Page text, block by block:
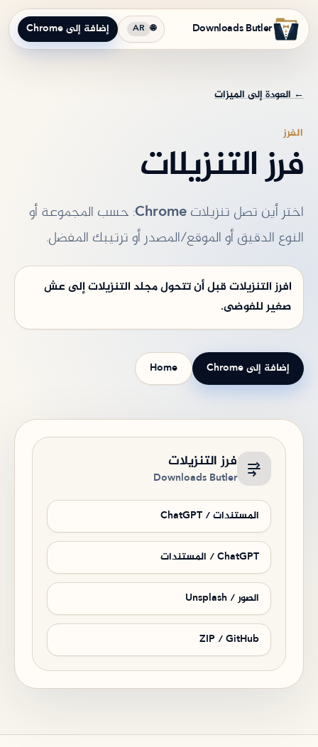
Downloads Butler
🌐
AR إضافة إلى Chrome
←العودة إلى الميزات
الفرز
فرز التنزيلات
اختر أين تصل تنزيلات Chrome: حسب المجموعة أو
النوع الدقيق أو الموقع/المصدر أو ترتيبك المفضل.
افرز التنزيلات قبل أن تتحول مجلد التنزيلات إلى عش
صغير للفوضى.
إضافة إلى Chrome Home
فرز التنزيلات
Downloads Butler
المستندات / ChatGPT
ChatGPT / المستندات
الصور / Unsplash
ZIP / GitHub